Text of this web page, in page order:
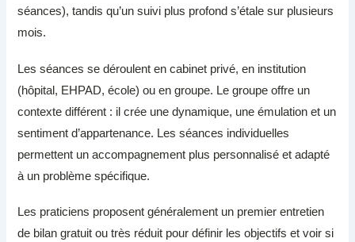
séances), tandis qu’un suivi plus profond s’étale sur plusieurs
mois.
Les séances se déroulent en cabinet privé, en institution
(hôpital, EHPAD, école) ou en groupe. Le groupe offre un
contexte différent : il crée une dynamique, une émulation et un
sentiment d’appartenance. Les séances individuelles
permettent un accompagnement plus personnalisé et adapté
à un problème spécifique.
Les praticiens proposent généralement un premier entretien
de bilan gratuit ou très réduit pour définir les objectifs et voir si